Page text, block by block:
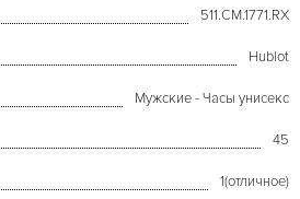
511.CM.1771.RX
Hublot
Мужские - Часы унисекс
45
1(отличное)